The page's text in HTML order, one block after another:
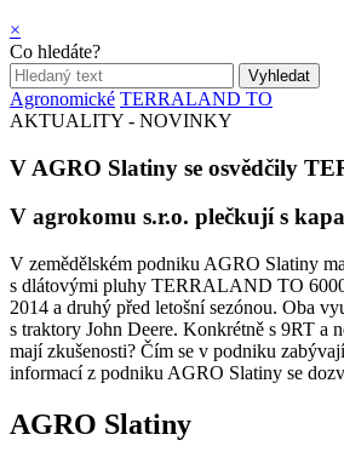
×
Co hledáte?
Agronomické TERRALAND TO
AKTUALITY - NOVINKY
V AGRO Slatiny se osvědčily
V agrokomu s.r.o. plečkují s
V zemědělském podniku AGRO Slatiny
s dlátovými pluhy TERRALAND TO
2014 a druhý před letošní sezónou. Oba
s traktory John Deere. Konkrétně s 9RT a
mají zkušenosti? Čím se v podniku
informací z podniku AGRO Slatiny se
AGRO Slatiny